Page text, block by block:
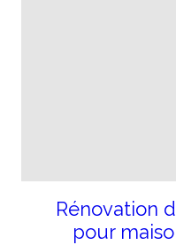
Rénovation
pour